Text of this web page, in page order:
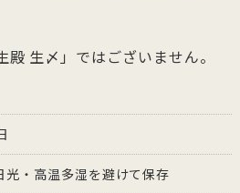
生〆」ではございません。
光・高温多湿を避けて保存